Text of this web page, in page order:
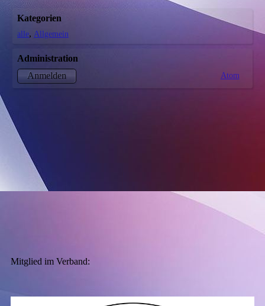
Kategorien
alle Allgemein
Administration
Anmelden
Atom
Mitglied im Verband: